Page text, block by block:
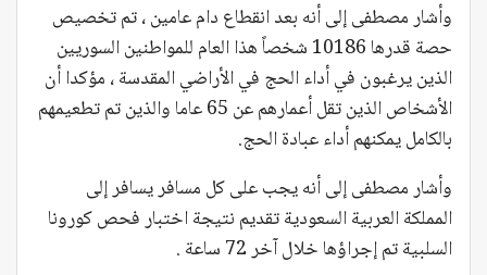
وأشار مصطفى إلى أنه بعد انقطاع دام عامين ، تم تخصيص
حصة قدرها 10186 شخصاً هذا العام للمواطنين السوريين
الذين يرغبون في أداء الحج في الأراضي المقدسة ، مؤكدا أن
الأشخاص الذين تقل أعمارهم عن 65 عاما والذين تم تطعيمهم
بالكامل يمكنهم أداء عبادة الحج.
وأشار مصطفى إلى أنه يجب على كل مسافر يسافر إلى
المملكة العربية السعودية تقديم نتيجة اختبار فحص كورونا
السلبية تم إجراؤها خلال آخر 72 ساعة .